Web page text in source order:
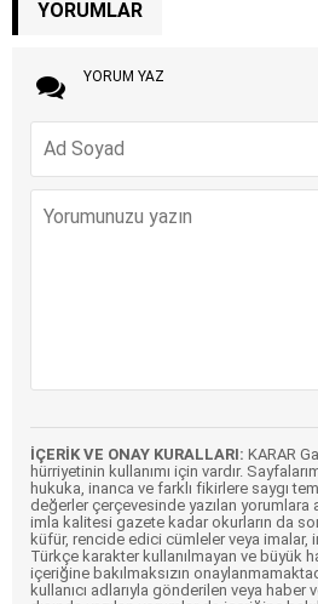
YORUMLAR
YORUM YAZ
İÇERİK VE ONAY KURALLARI: KARAR
hürriyetinin kullanımı için vardır.
hukuka, inanca ve farklı fikirlere saygı
değerler çerçevesinde yazılan yorumlara
imla kalitesi gazete kadar okurların da
küfür, rencide edici cümleler veya imalar,
Türkçe karakter kullanılmayan ve büyük
içeriğine bakılmaksızın
kullanıcı adlarıyla gönderilen veya haber